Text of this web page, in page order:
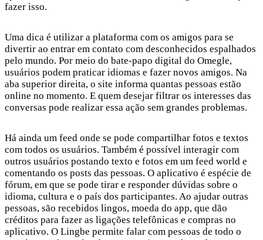
fazer isso.
Uma dica é utilizar a plataforma com os amigos para se
divertir ao entrar em contato com desconhecidos espalhados
pelo mundo. Por meio do bate-papo digital do Omegle,
usuários podem praticar idiomas e fazer novos amigos. Na
aba superior direita, o site informa quantas pessoas estão
online no momento. E quem desejar filtrar os interesses das
conversas pode realizar essa ação sem grandes problemas.
Há ainda um feed onde se pode compartilhar fotos e textos
com todos os usuários. Também é possível interagir com
outros usuários postando texto e fotos em um feed world e
comentando os posts das pessoas. O aplicativo é espécie de
fórum, em que se pode tirar e responder dúvidas sobre o
idioma, cultura e o país dos participantes. Ao ajudar outras
pessoas, são recebidos lingos, moeda do app, que dão
créditos para fazer as ligações telefônicas e compras no
aplicativo. O Lingbe permite falar com pessoas de todo o